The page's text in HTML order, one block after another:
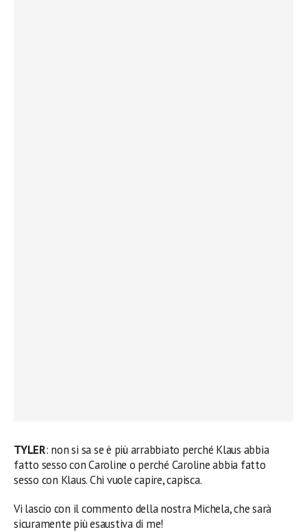
TYLER: non si sa se è più arrabbiato perché Klaus abbia
fatto sesso con Caroline o perché Caroline abbia fatto
sesso con Klaus. Chi vuole capire, capisca.
Vi lascio con il commento della nostra Michela, che sarà
sicuramente più esaustiva di me!